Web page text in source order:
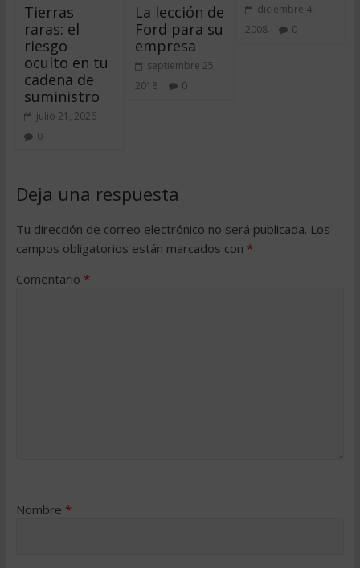
Tierras
raras: el
riesgo
oculto en tu
cadena de
suministro
julio 21, 2026
0
La lección de
Ford para su
empresa
septiembre 25,
2018
0
diciembre 4,
2008
0
Deja una respuesta
Tu dirección de correo electrónico no será publicada. Los
campos obligatorios están marcados con *
Comentario *
Nombre *